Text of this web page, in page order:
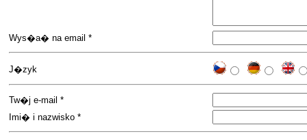
Wys�a� na email *
J�zyk
Tw�j e-mail *
Imi� i nazwisko *